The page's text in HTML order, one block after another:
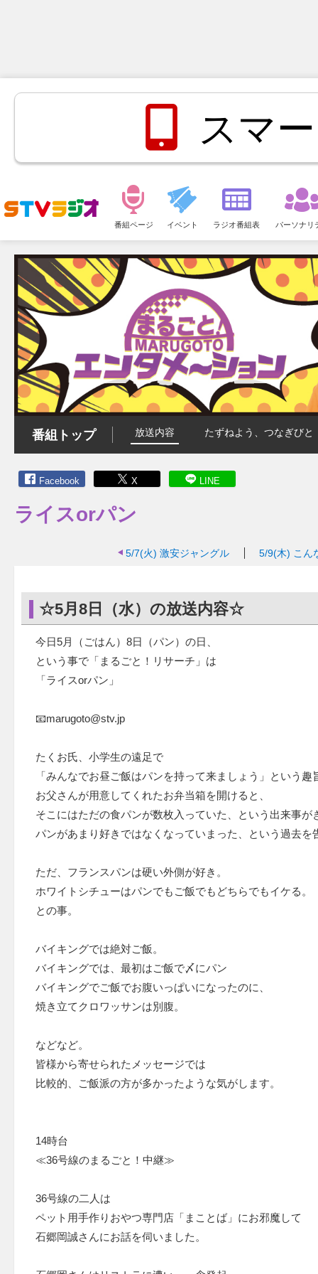
スマ
ュ
ー
番組ページ イベント ラジオ番組表 パーソナリ
番組トップ 放送内容 たずねよう、つなぎびと
Facebook X LINE
ライスorパン
5/7(火) 激安ジャングル 5/9(木) こん
☆5月8日（水）の放送内容☆
今日5月（ごはん）8日（パン）の日、
という事で「まるごと！リサーチ」は
「ライスorパン」
📧marugoto@stv.jp
たくお氏、小学生の遠足で
「みんなでお昼ご飯はパンを持って来ましょう」という趣
お父さんが用意してくれたお弁当箱を開けると、
そこにはただの食パンが数枚入っていた、という出来事が
パンがあまり好きではなくなっていまった、という過去を
ただ、フランスパンは硬い外側が好き。
ホワイトシチューはパンでもご飯でもどちらでもイケる。
との事。
バイキングでは絶対ご飯。
バイキングでは、最初はご飯で〆にパン
バイキングでご飯でお腹いっぱいになったのに、
焼き立てクロワッサンは別腹。
などなど。
皆様から寄せられたメッセージでは
比較的、ご飯派の方が多かったような気がします。
14時台
≪36号線のまるごと！中継≫
36号線の二人は
ペット用手作りおやつ専門店「まことば」にお邪魔して
石郷岡誠さんにお話を伺いました。